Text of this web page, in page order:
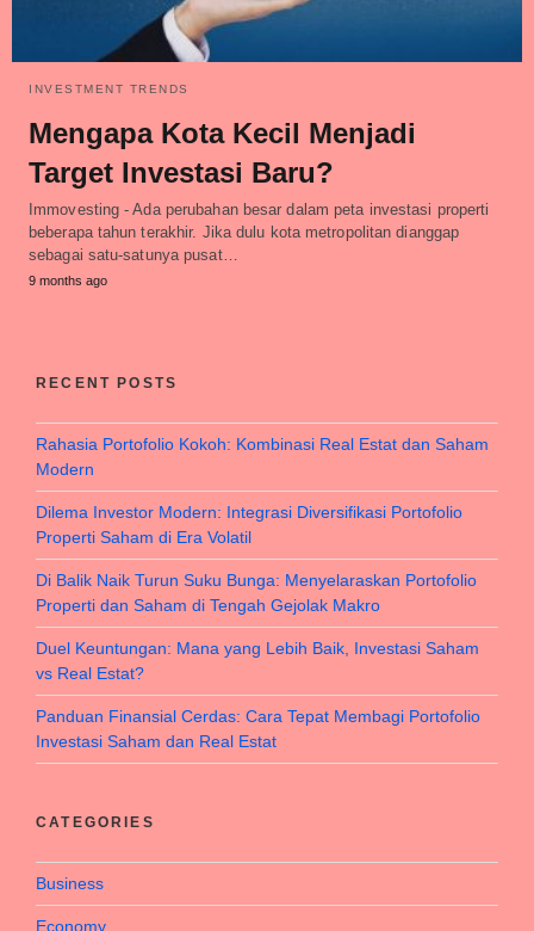
INVESTMENT TRENDS
Mengapa Kota Kecil Menjadi
Target Investasi Baru?
Immovesting - Ada perubahan besar dalam peta investasi properti
beberapa tahun terakhir. Jika dulu kota metropolitan dianggap
sebagai satu-satunya pusat…
9 months ago
RECENT POSTS
Rahasia Portofolio Kokoh: Kombinasi Real Estat dan Saham
Modern
Dilema Investor Modern: Integrasi Diversifikasi Portofolio
Properti Saham di Era Volatil
Di Balik Naik Turun Suku Bunga: Menyelaraskan Portofolio
Properti dan Saham di Tengah Gejolak Makro
Duel Keuntungan: Mana yang Lebih Baik, Investasi Saham
vs Real Estat?
Panduan Finansial Cerdas: Cara Tepat Membagi Portofolio
Investasi Saham dan Real Estat
CATEGORIES
Business
Economy